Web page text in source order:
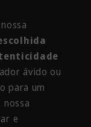
ávido ou
para um
nossa
e